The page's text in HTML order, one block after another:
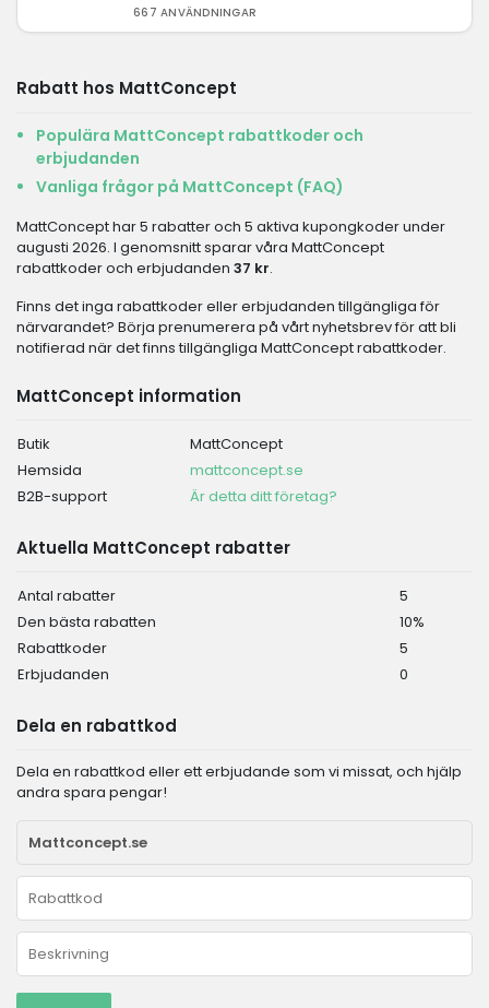
667 ANVÄNDNINGAR
Rabatt hos MattConcept
Populära MattConcept rabattkoder och
erbjudanden
Vanliga frågor på MattConcept (FAQ)
MattConcept har 5 rabatter och 5 aktiva kupongkoder under
augusti 2026. I genomsnitt sparar våra MattConcept
rabattkoder och erbjudanden 37 kr.
Finns det inga rabattkoder eller erbjudanden tillgängliga för
närvarandet? Börja prenumerera på vårt nyhetsbrev för att bli
notifierad när det finns tillgängliga MattConcept rabattkoder.
MattConcept information
Butik
MattConcept
Hemsida
mattconcept.se
B2B-support
Är detta ditt företag?
Aktuella MattConcept rabatter
Antal rabatter
5
Den bästa rabatten
10%
Rabattkoder
5
Erbjudanden
0
Dela en rabattkod
Dela en rabattkod eller ett erbjudande som vi missat, och hjälp
andra spara pengar!